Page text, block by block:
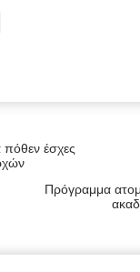
πόθεν έσχες
Πρόγραμμα